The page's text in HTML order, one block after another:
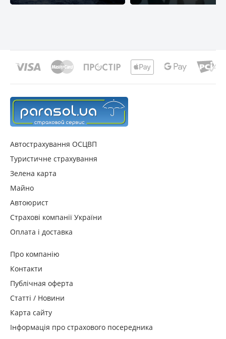
ДОМІНАНТА
УНІКА
UTICO (УТСК)
МЕТЛАЙФ
ІНГО
ЮНІВЕС
Автострахування ОСЦВП
Туристичне страхування
Зелена карта
Майно
Автоюрист
Страхові компанії України
Оплата і доставка
Про компанію
Контакти
Публічная оферта
Статті / Новини
Карта сайту
Інформація про страхового посередника